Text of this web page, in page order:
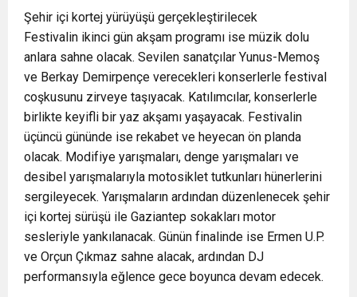
Şehir içi kortej yürüyüşü gerçekleştirilecek
Festivalin ikinci gün akşam programı ise müzik dolu
anlara sahne olacak. Sevilen sanatçılar Yunus-Memoş
ve Berkay Demirpençe verecekleri konserlerle festival
coşkusunu zirveye taşıyacak. Katılımcılar, konserlerle
birlikte keyifli bir yaz akşamı yaşayacak. Festivalin
üçüncü gününde ise rekabet ve heyecan ön planda
olacak. Modifiye yarışmaları, denge yarışmaları ve
desibel yarışmalarıyla motosiklet tutkunları hünerlerini
sergileyecek. Yarışmaların ardından düzenlenecek şehir
içi kortej sürüşü ile Gaziantep sokakları motor
sesleriyle yankılanacak. Günün finalinde ise Ermen U.P.
ve Orçun Çıkmaz sahne alacak, ardından DJ
performansıyla eğlence gece boyunca devam edecek.